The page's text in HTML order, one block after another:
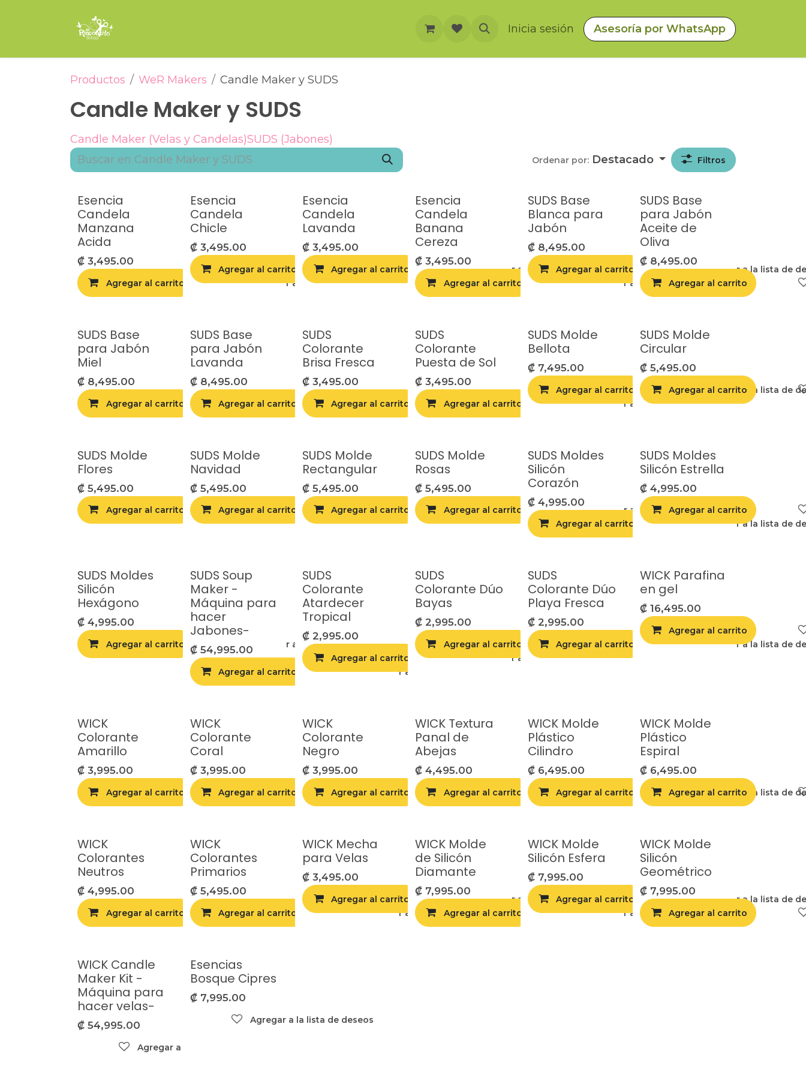
Eventos Inicia sesión Asesoría por WhatsApp
Productos WeR Makers Candle Maker y SUDS
Candle Maker y SUDS
Candle Maker (Velas y Candelas)SUDS (Jabones)
Ordenar por: Destacado Filtros
Esencia
Candela
Manzana
Acida
₡ 3,495.00
Agregar al carrito Agregar a la lista de deseos
Esencia
Candela
Chicle
₡ 3,495.00
Agregar al carrito Agregar a la lista de deseos
Esencia
Candela
Lavanda
₡3,495.00
Agregar al carrito Agregar a la lista de deseos
Esencia
Candela
Banana
Cereza
₡ 3,495.00
Agregar al carrito Agregar a la lista de deseos
SUDS Base
Blanca para
Jabón
₡ 8,495.00
Agregar al carrito Agregar a la lista de
SUDS Base
para Jabón
Aceite de
Oliva
₡ 8,495.00
Agregar al carrito
SUDS Base
para Jabón
Miel
₡ 8,495.00
Agregar al carrito Agregar a la lista de deseos
SUDS Base
para Jabón
Lavanda
₡ 8,495.00
Agregar al carrito Agregar a la lista de deseos
SUDS
Colorante
Brisa Fresca
₡3,495.00
Agregar al carrito Agregar a la lista de deseos
SUDS
Colorante
Puesta de Sol
₡ 3,495.00
Agregar al carrito Agregar a la lista de deseos
SUDS Molde
Bellota
₡ 7,495.00
Agregar al carrito Agregar a la lista de
SUDS Molde
Circular
₡5,495.00
Agregar al carrito
SUDS Molde
Flores
₡ 5,495.00
Agregar al carrito Agregar a la lista de deseos
SUDS Molde
Navidad
₡ 5,495.00
Agregar al carrito Agregar a la lista de deseos
SUDS Molde
Rectangular
₡5,495.00
Agregar al carrito Agregar a la lista de deseos
SUDS Molde
Rosas
₡ 5,495.00
Agregar al carrito Agregar a la lista de deseos
SUDS Moldes
Silicón
Corazón
₡ 4,995.00
Agregar al carrito Agregar a la lista de
SUDS Moldes
Silicón Estrella
₡4,995.00
Agregar al carrito
SUDS Moldes
Silicón
Hexágono
₡ 4,995.00
Agregar al carrito Agregar a la lista de deseos
SUDS Soup
Maker -
Máquina para
hacer
Jabones-
₡ 54,995.00
Agregar al carrito Agregar a la lista de deseos
SUDS
Colorante
Atardecer
Tropical
₡2,995.00
Agregar al carrito Agregar a la lista de deseos
SUDS
Colorante Dúo
Bayas
₡ 2,995.00
Agregar al carrito Agregar a la lista de deseos
SUDS
Colorante Dúo
Playa Fresca
₡ 2,995.00
Agregar al carrito Agregar a la lista de
WICK Parafina
en gel
₡16,495.00
Agregar al carrito
WICK
Colorante
Amarillo
₡ 3,995.00
Agregar al carrito Agregar a la lista de deseos
WICK
Colorante
Coral
₡ 3,995.00
Agregar al carrito Agregar a la lista de deseos
WICK
Colorante
Negro
₡3,995.00
Agregar al carrito Agregar a la lista de deseos
WICK Textura
Panal de
Abejas
₡ 4,495.00
Agregar al carrito Agregar a la lista de deseos
WICK Molde
Plástico
Cilindro
₡ 6,495.00
Agregar al carrito Agregar a la lista de
WICK Molde
Plástico
Espiral
₡ 6,495.00
Agregar al carrito
WICK
Colorantes
Neutros
₡ 4,995.00
Agregar al carrito Agregar a la lista de deseos
WICK
Colorantes
Primarios
₡ 5,495.00
Agregar al carrito Agregar a la lista de deseos
WICK Mecha
para Velas
₡3,495.00
Agregar al carrito Agregar a la lista de deseos
WICK Molde
de Silicón
Diamante
₡ 7,995.00
Agregar al carrito Agregar a la lista de deseos
WICK Molde
Silicón Esfera
₡ 7,995.00
Agregar al carrito Agregar a la lista de
WICK Molde
Silicón
Geométrico
₡ 7,995.00
Agregar al carrito
WICK Candle
Maker Kit -
Máquina para
hacer velas-
₡ 54,995.00
Agregar a la lista de deseos
Esencias
Bosque Cipres
₡ 7,995.00
Agregar a la lista de deseos